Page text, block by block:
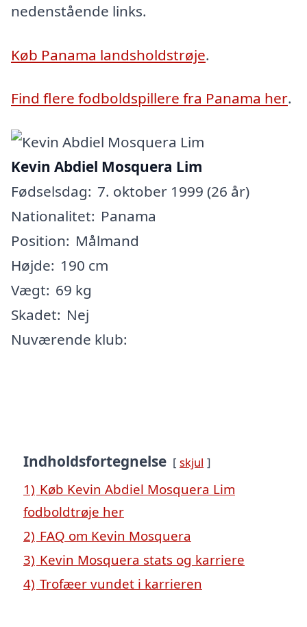
nedenstående links.
Køb Panama landsholdstrøje.
Find flere fodboldspillere fra Panama her.
Kevin Abdiel Mosquera Lim
Fødselsdag: 7. oktober 1999 (26 år)
Nationalitet: Panama
Position: Målmand
Højde: 190 cm
Vægt: 69 kg
Skadet: Nej
Nuværende klub:
Indholdsfortegnelse skjul
1) Køb Kevin Abdiel Mosquera Lim
fodboldtrøje her
2) FAQ om Kevin Mosquera
3) Kevin Mosquera stats og karriere
4) Trofæer vundet i karrieren